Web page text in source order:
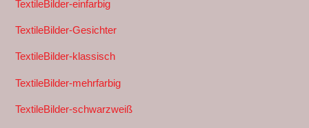
TextileBilder-einfarbig
TextileBilder-Gesichter
TextileBilder-klassisch
TextileBilder-mehrfarbig
TextileBilder-schwarzweiß